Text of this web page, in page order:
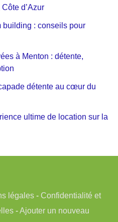
d’Azur
building : conseils pour
à Menton : détente,
détente au cœur du
ultime de location sur la
légales- Confidentialité et
-Ajouter un nouveau